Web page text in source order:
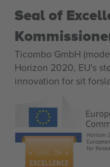
Seal of
Ticombo GmbH
Horizon 2020, EU's
innovation for sit